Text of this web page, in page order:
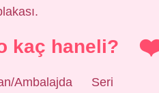
kaç haneli?
Ambalajda Seri